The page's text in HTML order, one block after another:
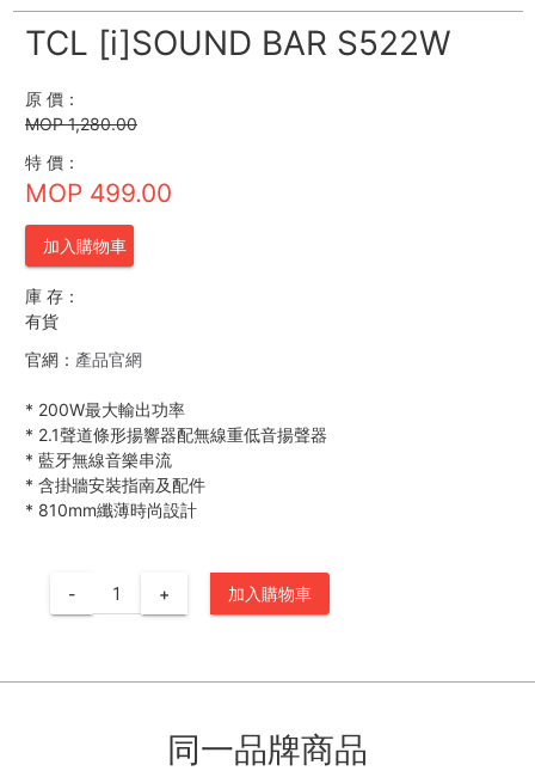
TCL [i]SOUND BAR S522W
原 價：
MOP 1,280.00
特 價：
MOP 499.00
加入購物車
庫 存：
有貨
官網： 產品官網
* 200W最大輸出功率
* 2.1聲道條形揚響器配無線重低音揚聲器
* 藍牙無線音樂串流
* 含掛牆安裝指南及配件
* 810mm纖薄時尚設計
- + 加入購物車
同一品牌商品